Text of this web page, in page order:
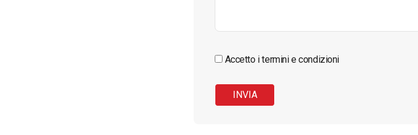
Accetto i termini e condizioni